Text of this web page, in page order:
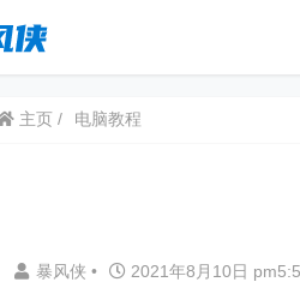
主页 电脑教程
暴风侠 • 2021年8月10日